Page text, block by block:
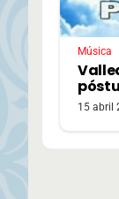
Música
15 abril